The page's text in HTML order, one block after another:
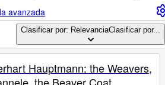
avanzada
Clasificar por: RelevanciaClasificar por...
Hauptmann: the Weavers,